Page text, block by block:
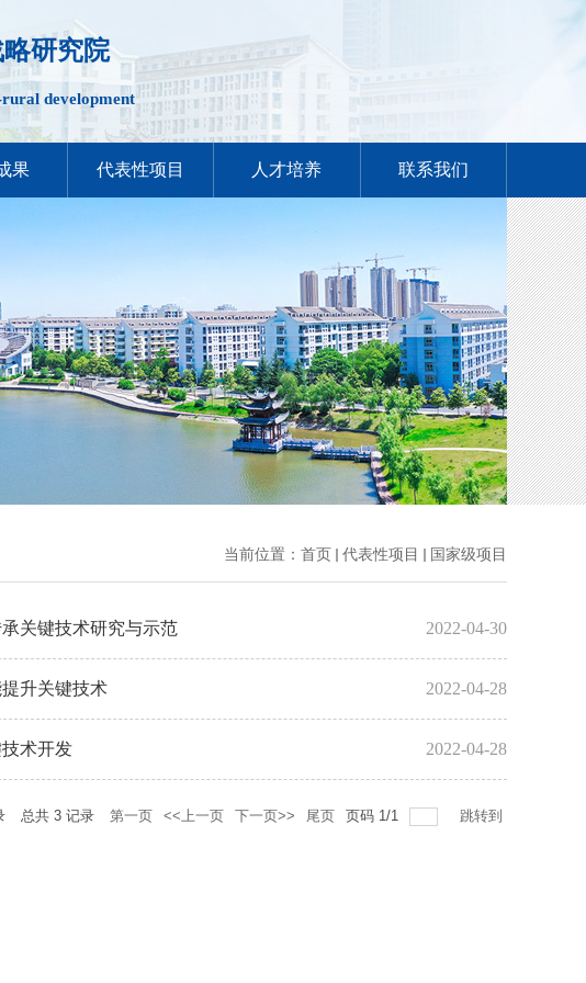
研究院
development
果 代表性项目 人才培养 联系我们
当前位置： 首页 代表性项目 国家级项目
关键技术研究与示范 2022-04-30
升关键技术 2022-04-28
术开发 2022-04-28
总共 3 记录 第一页 <<上一页 下一页>> 尾页 页码 1/1 跳转到